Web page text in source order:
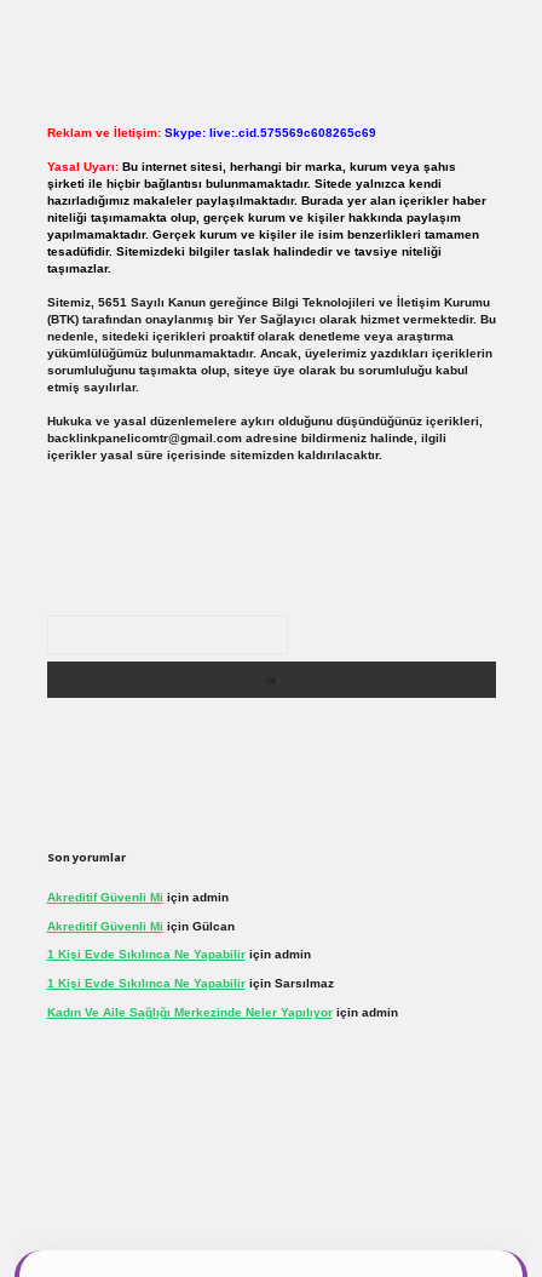
Reklam ve İletişim: Skype: live:.cid.575569c608265c69
Yasal Uyarı: Bu internet sitesi, herhangi bir marka, kurum veya şahıs
şirketi ile hiçbir bağlantısı bulunmamaktadır. Sitede yalnızca kendi
hazırladığımız makaleler paylaşılmaktadır. Burada yer alan içerikler haber
niteliği taşımamakta olup, gerçek kurum ve kişiler hakkında paylaşım
yapılmamaktadır. Gerçek kurum ve kişiler ile isim benzerlikleri tamamen
tesadüfidir. Sitemizdeki bilgiler taslak halindedir ve tavsiye niteliği
taşımazlar.
Sitemiz, 5651 Sayılı Kanun gereğince Bilgi Teknolojileri ve İletişim Kurumu
(BTK) tarafından onaylanmış bir Yer Sağlayıcı olarak hizmet vermektedir. Bu
nedenle, sitedeki içerikleri proaktif olarak denetleme veya araştırma
yükümlülüğümüz bulunmamaktadır. Ancak, üyelerimiz yazdıkları içeriklerin
sorumluluğunu taşımakta olup, siteye üye olarak bu sorumluluğu kabul
etmiş sayılırlar.
Hukuka ve yasal düzenlemelere aykırı olduğunu düşündüğünüz içerikleri,
backlinkpanelicomtr@gmail.comadresine bildirmeniz halinde, ilgili
içerikler yasal süre içerisinde sitemizden kaldırılacaktır.
Son yorumlar
Akreditif Güvenli Mi için admin
Akreditif Güvenli Mi için Gülcan
1 Kişi Evde Sıkılınca Ne Yapabiliriçin admin
1 Kişi Evde Sıkılınca Ne Yapabiliriçin Sarsılmaz
Kadın Ve Aile Sağlığı Merkezinde Neler Yapılıyoriçin admin